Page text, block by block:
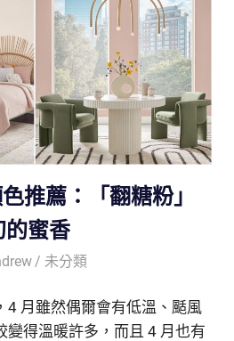
推薦：「翻糖粉」
的蜜香
未分類
4 月雖然偶爾會有低溫、颳風
變得溫暖許多，而且 4 月也有